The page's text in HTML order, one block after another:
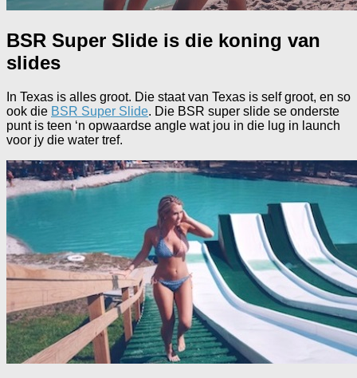
BSR Super Slide is die koning van
slides
In Texas is alles groot. Die staat van Texas is self groot, en so
ook die BSR Super Slide. Die BSR super slide se onderste
punt is teen ‘n opwaardse angle wat jou in die lug in launch
voor jy die water tref.